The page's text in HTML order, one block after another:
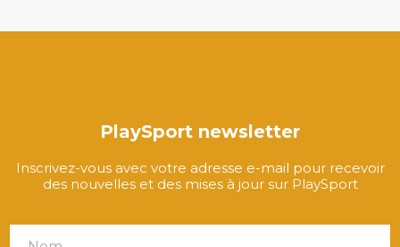
PlaySport newsletter
Inscrivez-vous avec votre adresse e-mail pour recevoir
des nouvelles et des mises à jour sur PlaySport